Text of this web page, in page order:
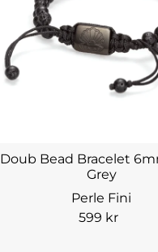
Doub Bead Bracelet
Grey
Perle Fini
599 kr